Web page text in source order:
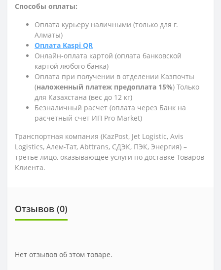
Способы оплаты:
Оплата курьеру наличными (только для г.
Алматы)
Оплата Kaspi QR
Онлайн-оплата картой (оплата банковской
картой любого банка)
Оплата при получении в отделении Казпочты
(наложенный платеж предоплата 15%) Только
для Казахстана (вес до 12 кг)
Безналичный расчет (оплата через Банк на
расчетный счет ИП Pro Market)
Транспортная компания (KazPost, Jet Logistic, Avis
Logistics, Алем-Тат, Abttrans, СДЭК, ПЭК, Энергия) –
третье лицо, оказывающее услуги по доставке Товаров
Клиента.
Отзывов (0)
Нет отзывов об этом товаре.